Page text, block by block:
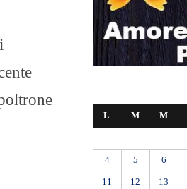
L M M
4 5 6
11 12 13